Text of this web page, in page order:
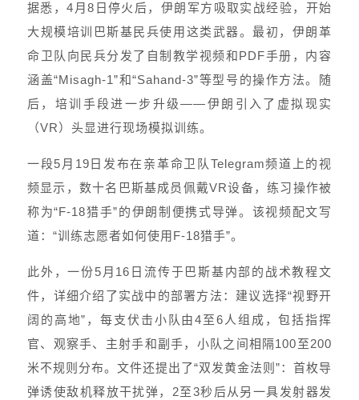
据悉，4月8日停火后，伊朗军方吸取实战经验，开始
大规模培训巴斯基民兵使用这类武器。最初，伊朗革
命卫队向民兵分发了自制教学视频和PDF手册，内容
涵盖“Misagh-1”和“Sahand-3”等型号的操作方法。随
后，培训手段进一步升级——伊朗引入了虚拟现实
（VR）头显进行现场模拟训练。
一段5月19日发布在亲革命卫队Telegram频道上的视
频显示，数十名巴斯基成员佩戴VR设备，练习操作被
称为“F-18猎手”的伊朗制便携式导弹。该视频配文写
道：“训练志愿者如何使用F-18猎手”。
此外，一份5月16日流传于巴斯基内部的战术教程文
件，详细介绍了实战中的部署方法：建议选择“视野开
阔的高地”，每支伏击小队由4至6人组成，包括指挥
官、观察手、主射手和副手，小队之间相隔100至200
米不规则分布。文件还提出了“双发黄金法则”：首枚导
弹诱使敌机释放干扰弹，2至3秒后从另一具发射器发